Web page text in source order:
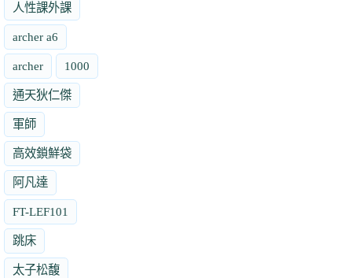
人性課外課
archer a6
archer 1000
通天狄仁傑
軍師
高效鎖鮮袋
阿凡達
FT-LEF101
跳床
太子松馥